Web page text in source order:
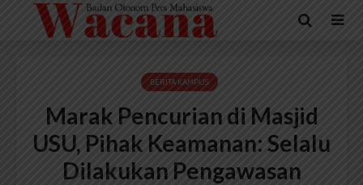
BERITA KAMPUS
Marak Pencurian di Masjid
USU, Pihak Keamanan: Selalu
Dilakukan Pengawasan